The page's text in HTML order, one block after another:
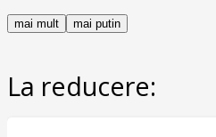
mai mult mai putin
La reducere: